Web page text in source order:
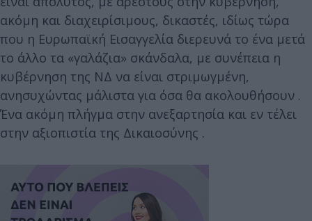
ακόμη και διαχειρίσιμους, δικαστές, ιδίως τώρα
που η Ευρωπαϊκή Εισαγγελία διερευνά το ένα μετά
το άλλο τα «γαλάζια» σκάνδαλα, με συνέπεια η
κυβέρνηση της ΝΔ να είναι στριμωγμένη,
ανησυχώντας μάλιστα για όσα θα ακολουθήσουν .
Ένα ακόμη πλήγμα στην ανεξαρτησία και εν τέλει
στην αξιοπιστία της Δικαιοσύνης .